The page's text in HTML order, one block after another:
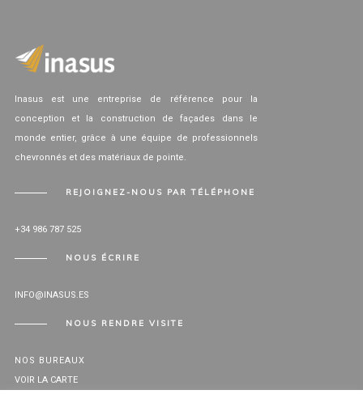
Inasus est une entreprise de référence pour la
conception et la construction de façades dans le
monde entier, grâce à une équipe de professionnels
chevronnés et des matériaux de pointe.
REJOIGNEZ-NOUS PAR TÉLÉPHONE
+34 986 787 525
NOUS ÉCRIRE
INFO@INASUS.ES
NOUS RENDRE VISITE
NOS BUREAUX
VOIR LA CARTE